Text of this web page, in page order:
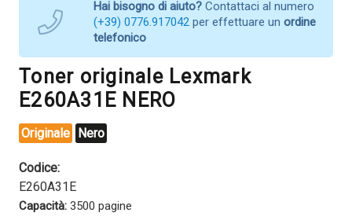
Hai bisogno di aiuto? Contattaci al numero
(+39) 0776.917042 per effettuare un ordine
telefonico
Toner originale Lexmark
E260A31E NERO
Originale Nero
Codice:
E260A31E
Capacità: 3500 pagine